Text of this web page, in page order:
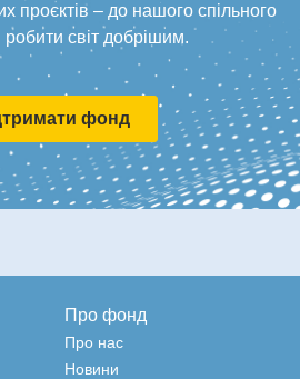
проєктів – до нашого спільного
світ добрішим.
фонд
Про фонд
Про нас
Новини